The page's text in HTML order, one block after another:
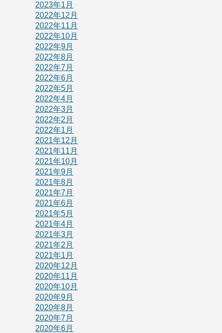
2023年1月
2022年12月
2022年11月
2022年10月
2022年9月
2022年8月
2022年7月
2022年6月
2022年5月
2022年4月
2022年3月
2022年2月
2022年1月
2021年12月
2021年11月
2021年10月
2021年9月
2021年8月
2021年7月
2021年6月
2021年5月
2021年4月
2021年3月
2021年2月
2021年1月
2020年12月
2020年11月
2020年10月
2020年9月
2020年8月
2020年7月
2020年6月